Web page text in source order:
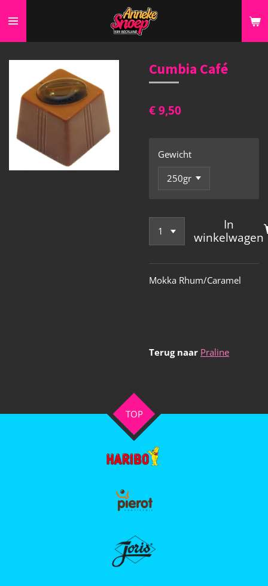
direct
naar
de
hoofdinhoud
Cumbia Café
€ 9,50
Gewicht
In
winkelwagen
Mokka Rhum/Caramel
Terug naar Praline
TOP